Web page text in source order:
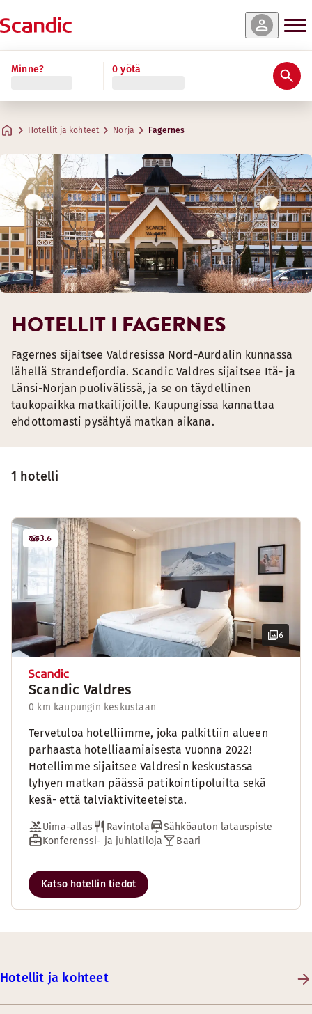
Minne? 0 yötä
Hotellit ja kohteet Norja Fagernes
1 hotelli
6
3.6
Scandic Valdres
0 km kaupungin keskustaan
Tervetuloa hotelliimme, joka palkittiin alueen
parhaasta hotelliaamiaisesta vuonna 2022!
Hotellimme sijaitsee Valdresin keskustassa
lyhyen matkan päässä patikointipoluilta sekä
kesä- että talviaktiviteeteista.
Uima-allas Ravintola
Sähköauton latauspiste
Konferenssi- ja juhlatiloja
Baari
Katso hotellin tiedot
HOTELLIT I FAGERNES
Fagernes sijaitsee Valdresissa Nord-Aurdalin kunnassa
lähellä Strandefjordia. Scandic Valdres sijaitsee Itä- ja
Länsi-Norjan puolivälissä, ja se on täydellinen
taukopaikka matkailijoille. Kaupungissa kannattaa
ehdottomasti pysähtyä matkan aikana.
Hotellit ja kohteet